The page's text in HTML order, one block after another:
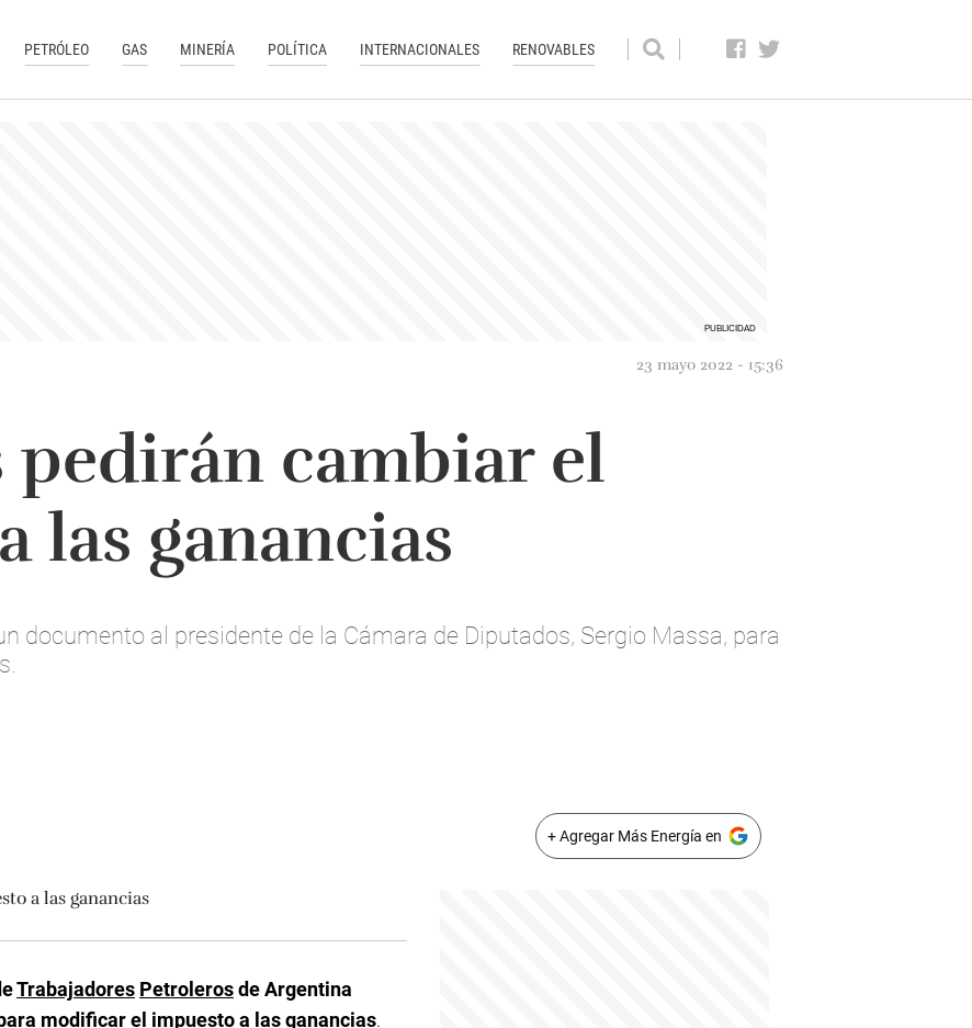
PETRÓLEO GAS MINERÍA POLÍTICA INTERNACIONALES RENOVABLES
23 mayo 2022 - 15:36
pedirán cambiar el
las ganancias
documento al presidente de la Cámara de Diputados, Sergio Massa, para
+ Agregar Más Energía en
Trabajadores Petrolerosde Argentina
modificar el impuestoa las ganancias.